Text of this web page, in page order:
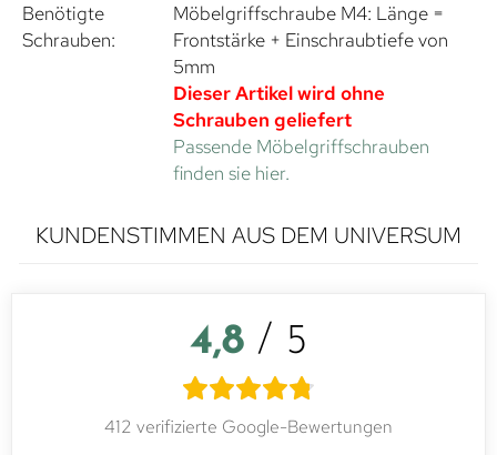
Benötigte
Schrauben:
Möbelgriffschraube M4: Länge =
Frontstärke + Einschraubtiefe von
5mm
Dieser Artikel wird ohne
Schrauben geliefert
Passende Möbelgriffschrauben
finden sie hier.
KUNDENSTIMMEN AUS DEM UNIVERSUM
4,8 / 5
412 verifizierte Google-Bewertungen